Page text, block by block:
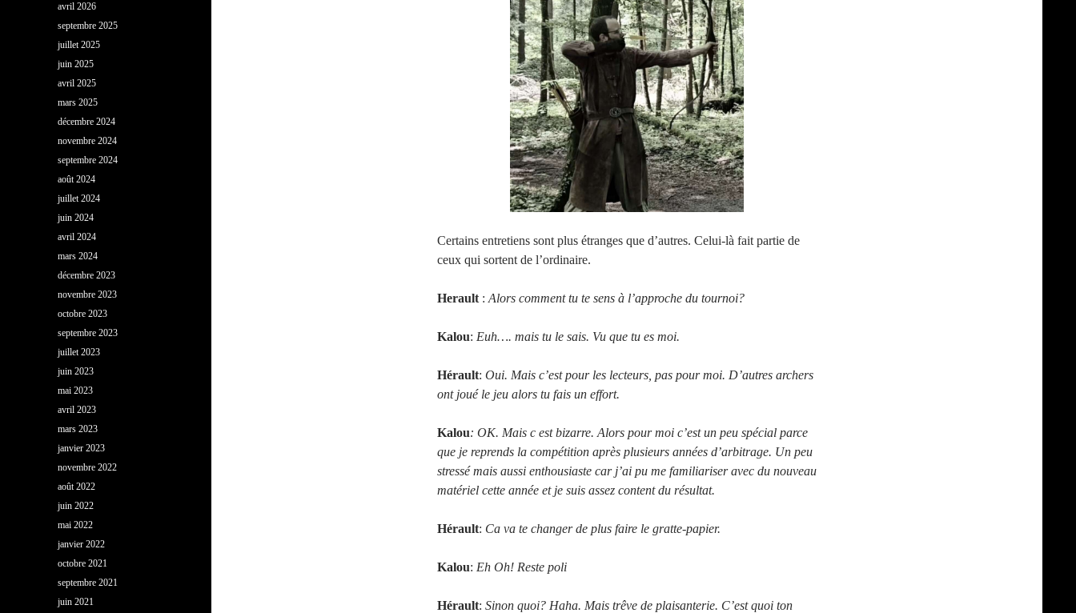
Certains entretiens sont plus étranges que d’autres. Celui-là fait partie de
ceux qui sortent de l’ordinaire.
Herault : Alors comment tu te sens à l’approche du tournoi?
Kalou: Euh…. mais tu le sais. Vu que tu es moi.
Hérault: Oui. Mais c’est pour les lecteurs, pas pour moi. D’autres archers
ont joué le jeu alors tu fais un effort.
Kalou: OK. Mais c est bizarre. Alors pour moi c’est un peu spécial parce
que je reprends la compétition après plusieurs années d’arbitrage. Un peu
stressé mais aussi enthousiaste car j’ai pu me familiariser avec du nouveau
matériel cette année et je suis assez content du résultat.
Hérault: Ca va te changer de plus faire le gratte-papier.
Kalou: Eh Oh! Reste poli
Hérault: Sinon quoi? Haha. Mais trêve de plaisanterie. C’est quoi ton
avril 2026
septembre 2025
juillet 2025
juin 2025
avril 2025
mars 2025
décembre 2024
novembre 2024
septembre 2024
août 2024
juillet 2024
juin 2024
avril 2024
mars 2024
décembre 2023
novembre 2023
octobre 2023
septembre 2023
juillet 2023
juin 2023
mai 2023
avril 2023
mars 2023
janvier 2023
novembre 2022
août 2022
juin 2022
mai 2022
janvier 2022
octobre 2021
septembre 2021
juin 2021